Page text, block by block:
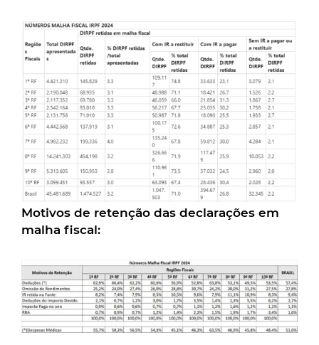
Motivos de retenção das declarações em
malha fiscal: